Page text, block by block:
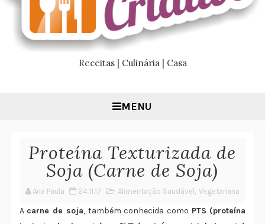
Receitas | Culinária | Casa
MENU
Proteína Texturizada de
Soja (Carne de Soja)
Ana Paula 24.11.17 Alimentação Saudável , Vegetariana
A carne de soja, também conhecida como PTS (proteína